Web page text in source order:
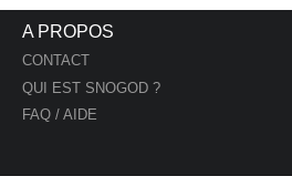
A PROPOS
CONTACT
QUI EST SNOGOD ?
FAQ / AIDE